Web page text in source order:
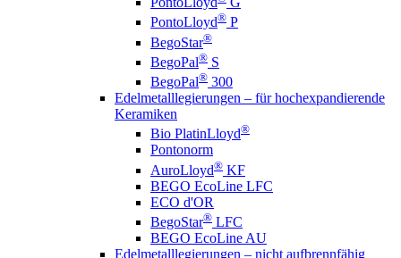
PontoLloyd® P
BegoStar®
BegoPal® S
BegoPal® 300
Edelmetalllegierungen – für hochexpandierende
Keramiken
Bio PlatinLloyd®
Pontonorm
AuroLloyd® KF
BEGO EcoLine LFC
ECO d'OR
BegoStar® LFC
BEGO EcoLine AU
Edelmetalllegierungen – nicht aufbrennfähig